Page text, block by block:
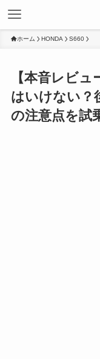
ホーム HONDA S660
【本音レビ
はいけない？
の注意点を試